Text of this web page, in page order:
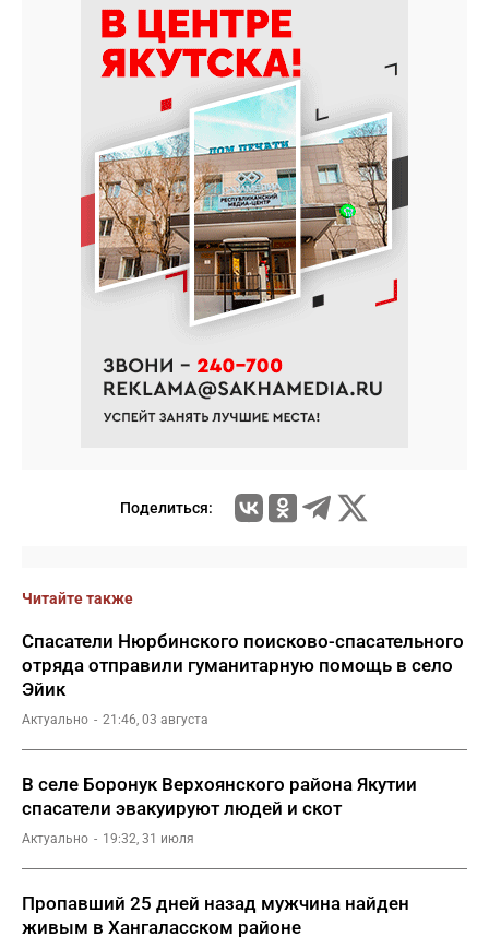
Поделиться:
Читайте также
Спасатели Нюрбинского поисково-спасательного
отряда отправили гуманитарную помощь в село
Эйик
Актуально 21:46, 03 августа
В селе Боронук Верхоянского района Якутии
спасатели эвакуируют людей и скот
Актуально 19:32, 31 июля
Пропавший 25 дней назад мужчина найден
живым в Хангаласском районе